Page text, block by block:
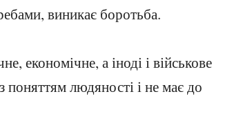
виникає боротьба.
економічне, а іноді і військове
поняттям людяності і не має до